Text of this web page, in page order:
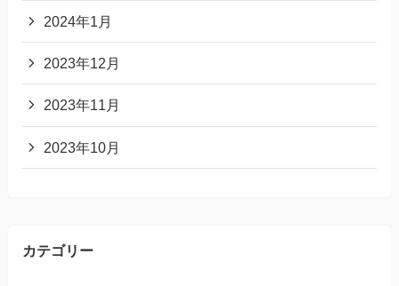
2024年1月
2023年12月
2023年11月
2023年10月
カテゴリー